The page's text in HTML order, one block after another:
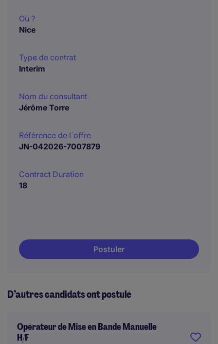
Où ?
Nice
Type de contrat
Interim
Nom du consultant
Jérôme Torre
Référence de l´offre
JN-042026-7007879
Contract Duration
18
Postuler
D’autres candidats ont postulé
Opérateur de Mise en Bande Manuelle
H/F